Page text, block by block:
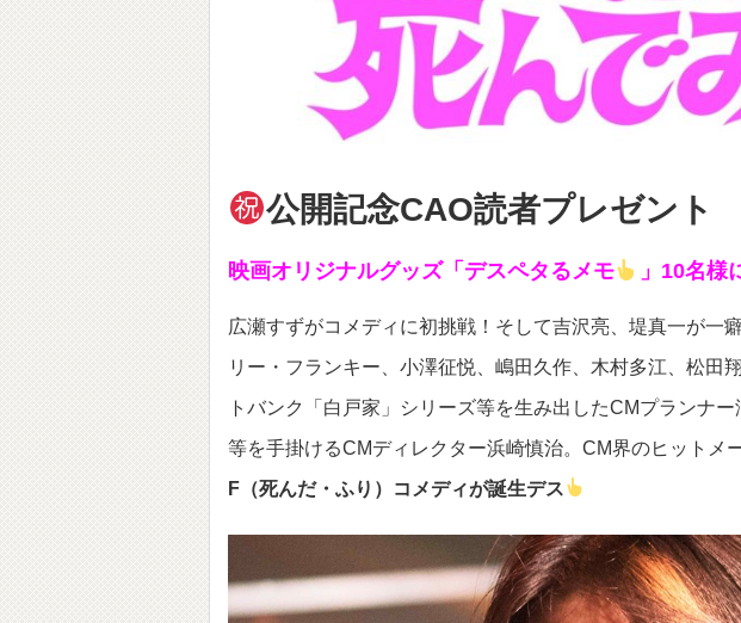
公開記念CAO読者プレゼント
映画オリジナルグッズ「デスペタるメモ 」10名様
広瀬すずがコメディに初挑戦！そして吉沢亮、堤真一が一
リー・フランキー、小澤征悦、嶋田久作、木村多江、松田
トバンク「白戸家」シリーズ等を生み出したCMプランナ
等を手掛けるCMディレクター浜崎慎治。CM界のヒットメ
F（死んだ・ふり）コメディが誕生デス